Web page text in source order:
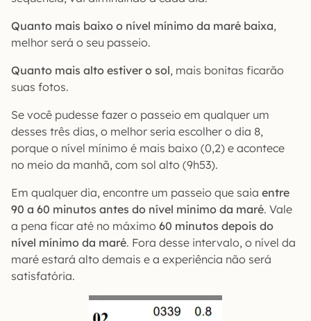
Quanto mais baixo o nível mínimo da maré baixa,
melhor será o seu passeio.
Quanto mais alto estiver o sol, mais bonitas ficarão
suas fotos.
Se você pudesse fazer o passeio em qualquer um
desses três dias, o melhor seria escolher o dia 8,
porque o nível mínimo é mais baixo (0,2) e acontece
no meio da manhã, com sol alto (9h53).
Em qualquer dia, encontre um passeio que saia entre
90 a 60 minutos antes do nível mínimo da maré. Vale
a pena ficar até no máximo 60 minutos depois do
nível mínimo da maré. Fora desse intervalo, o nível da
maré estará alto demais e a experiência não será
satisfatória.